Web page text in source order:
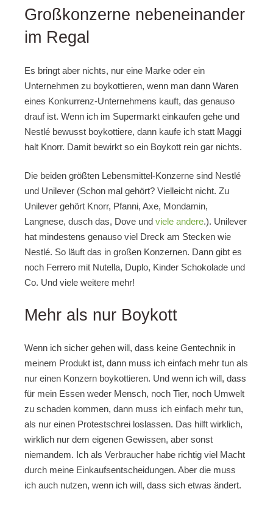
Großkonzerne nebeneinander
im Regal
Es bringt aber nichts, nur eine Marke oder ein
Unternehmen zu boykottieren, wenn man dann Waren
eines Konkurrenz-Unternehmens kauft, das genauso
drauf ist. Wenn ich im Supermarkt einkaufen gehe und
Nestlé bewusst boykottiere, dann kaufe ich statt Maggi
halt Knorr. Damit bewirkt so ein Boykott rein gar nichts.
Die beiden größten Lebensmittel-Konzerne sind Nestlé
und Unilever (Schon mal gehört? Vielleicht nicht. Zu
Unilever gehört Knorr, Pfanni, Axe, Mondamin,
Langnese, dusch das, Dove und viele andere.). Unilever
hat mindestens genauso viel Dreck am Stecken wie
Nestlé. So läuft das in großen Konzernen. Dann gibt es
noch Ferrero mit Nutella, Duplo, Kinder Schokolade und
Co. Und viele weitere mehr!
Mehr als nur Boykott
Wenn ich sicher gehen will, dass keine Gentechnik in
meinem Produkt ist, dann muss ich einfach mehr tun als
nur einen Konzern boykottieren. Und wenn ich will, dass
für mein Essen weder Mensch, noch Tier, noch Umwelt
zu schaden kommen, dann muss ich einfach mehr tun,
als nur einen Protestschrei loslassen. Das hilft wirklich,
wirklich nur dem eigenen Gewissen, aber sonst
niemandem. Ich als Verbraucher habe richtig viel Macht
durch meine Einkaufsentscheidungen. Aber die muss
ich auch nutzen, wenn ich will, dass sich etwas ändert.